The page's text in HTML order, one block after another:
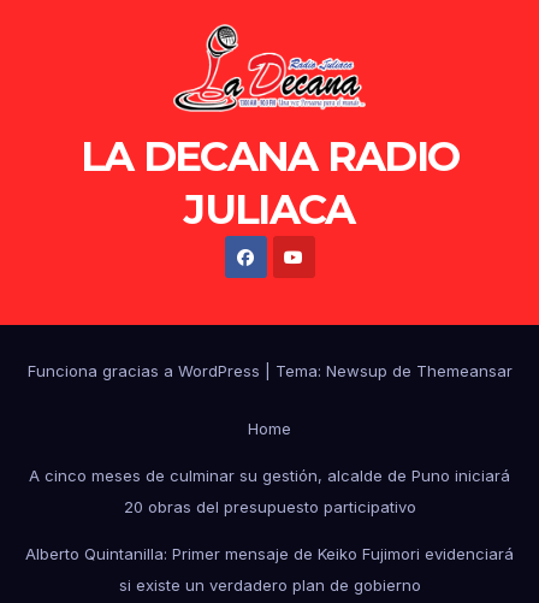
LA DECANA RADIO
JULIACA
Funciona gracias a WordPress Tema: Newsup de Themeansar
Home
A cinco meses de culminar su gestión, alcalde de Puno iniciará
20 obras del presupuesto participativo
Alberto Quintanilla: Primer mensaje de Keiko Fujimori evidenciará
si existe un verdadero plan de gobierno